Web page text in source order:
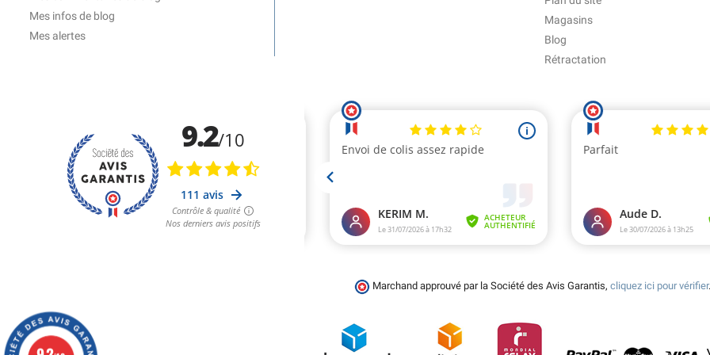
Mes infos de blog
Mes alertes
Magasins
Blog
Rétractation
Marchand approuvé par la Société des Avis Garantis, cliquez ici pour vérifier.